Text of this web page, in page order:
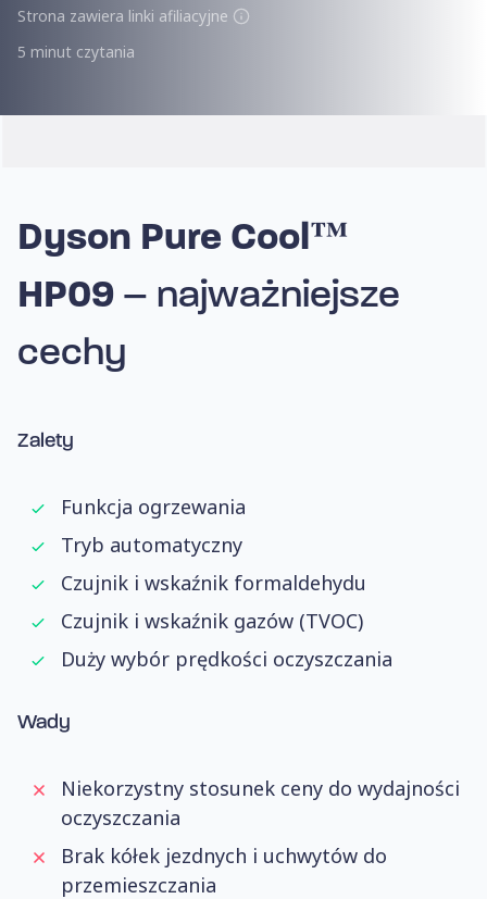
Strona zawiera linki afiliacyjne
5 minut czytania
Dyson Pure Cool™
HP09 – najważniejsze
cechy
Zalety
Funkcja ogrzewania
Tryb automatyczny
Czujnik i wskaźnik formaldehydu
Czujnik i wskaźnik gazów (TVOC)
Duży wybór prędkości oczyszczania
Wady
Niekorzystny stosunek ceny do wydajności
oczyszczania
Brak kółek jezdnych i uchwytów do
przemieszczania